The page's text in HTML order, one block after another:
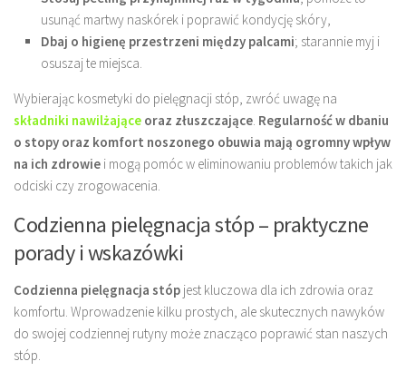
usunąć martwy naskórek i poprawić kondycję skóry,
Dbaj o higienę przestrzeni między palcami; starannie myj i
osuszaj te miejsca.
Wybierając kosmetyki do pielęgnacji stóp, zwróć uwagę na
składniki nawilżające oraz złuszczające. Regularność w dbaniu
o stopy oraz komfort noszonego obuwia mają ogromny wpływ
na ich zdrowie i mogą pomóc w eliminowaniu problemów takich jak
odciski czy zrogowacenia.
Codzienna pielęgnacja stóp – praktyczne
porady i wskazówki
Codzienna pielęgnacja stóp jest kluczowa dla ich zdrowia oraz
komfortu. Wprowadzenie kilku prostych, ale skutecznych nawyków
do swojej codziennej rutyny może znacząco poprawić stan naszych
stóp.